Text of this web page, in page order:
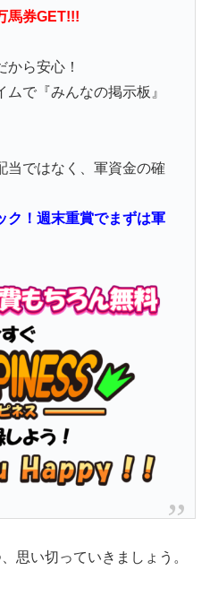
馬券GET!!!
ら安心！
で『みんなの掲示板』
当ではなく、軍資金の確
ク！週末重賞でまずは軍
思い切っていきましょう。